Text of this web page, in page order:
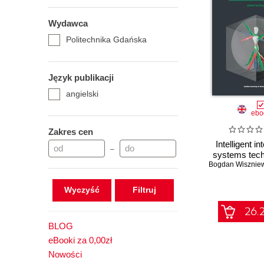
Wydawca
Politechnika Gdańska
Język publikacji
angielski
Zakres cen
–
Wyczyść
BLOG
eBooki za 0,00zł
Nowości
Intelligent
systems